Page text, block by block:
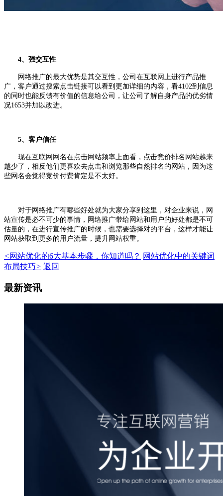
4、强交互性
网络推广的最大优势是其交互性，公司在互联网上进行产品推
广，客户通过搜索点击链接可以看到更加详细的内容，看4102到信息
的同时也能反馈有价值的信息给公司，让公司了解自身产品的优劣情
况1653并加以改进。
5、客户信任
现在互联网网名在点击网站频率上面看，点击竞价排名网站越来
越少了，相反他们更喜欢去点击和浏览那些自然排名的网站，因为这
些网名会觉得竞价付费肯定是不太好。
对于网络推广有哪些好处就为大家分享到这里，对企业来说，网
站宣传是必不可少的事情，网络推广带给网站和用户的好处都是不可
估量的，在进行宣传推广的时候，也需要选择对的平台，这样才能让
网站获取到更多的用户流量，提升网站权重。
<网站优化的6大基本步骤，你知道吗？ 网站优化中的关键词
布局技巧> 返回
最新资讯